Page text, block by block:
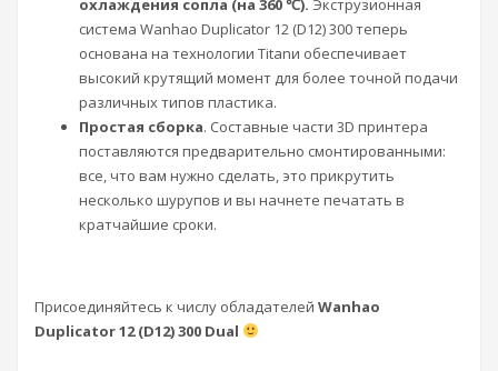
охлаждения сопла (на 360℃). Экструзионная
система Wanhao Duplicator 12 (D12) 300 теперь
основана на технологии Titanи обеспечивает
высокий крутящий момент для более точной подачи
различных типов пластика.
Простая сборка. Составные части 3D принтера
поставляются предварительно смонтированными:
все, что вам нужно сделать, это прикрутить
несколько шурупов и вы начнете печатать в
кратчайшие сроки.
Присоединяйтесь к числу обладателей Wanhao
Duplicator12 (D12) 300 Dual